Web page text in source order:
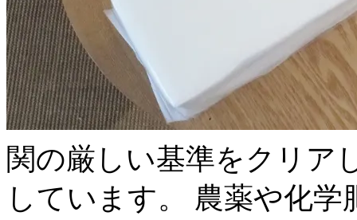
関の厳しい基準をクリア
しています。 農薬や化